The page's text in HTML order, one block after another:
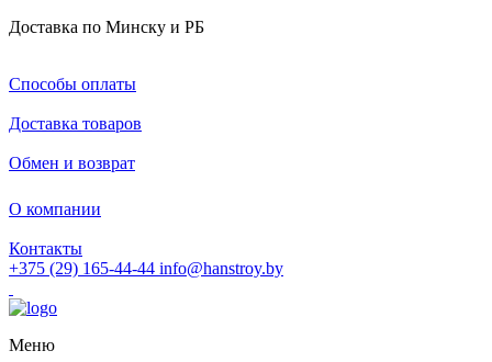
Доставка по Минску и РБ
Способы оплаты
Доставка товаров
Обмен и возврат
О компании
Контакты
+375 (29) 165-44-44 info@hanstroy.by
Меню